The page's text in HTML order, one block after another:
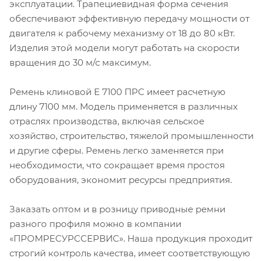
эксплуатации. Трапециевидная форма сечения
обеспечивают эффективную передачу мощности от
двигателя к рабочему механизму от 18 до 80 кВт.
Изделия этой модели могут работать на скорости
вращения до 30 м/с максимум.
Ремень клиновой E 7100 ПРС имеет расчетную
длину 7100 мм. Модель применяется в различных
отраслях производства, включая сельское
хозяйство, строительство, тяжелой промышленности
и другие сферы. Ремень легко заменяется при
необходимости, что сокращает время простоя
оборудования, экономит ресурсы предприятия.
Заказать оптом и в розницу приводные ремни
разного профиля можно в компании
«ПРОМРЕСУРССЕРВИС». Наша продукция проходит
строгий контроль качества, имеет соответствующую